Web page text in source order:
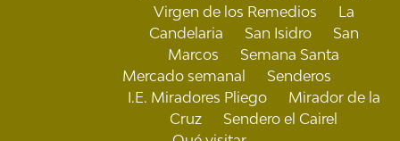
Virgen de los Remedios
La
Candelaria
San Isidro
San
Marcos
Semana Santa
Mercado semanal
Senderos
I.E. Miradores Pliego
Mirador de la
Cruz
Sendero el Cairel